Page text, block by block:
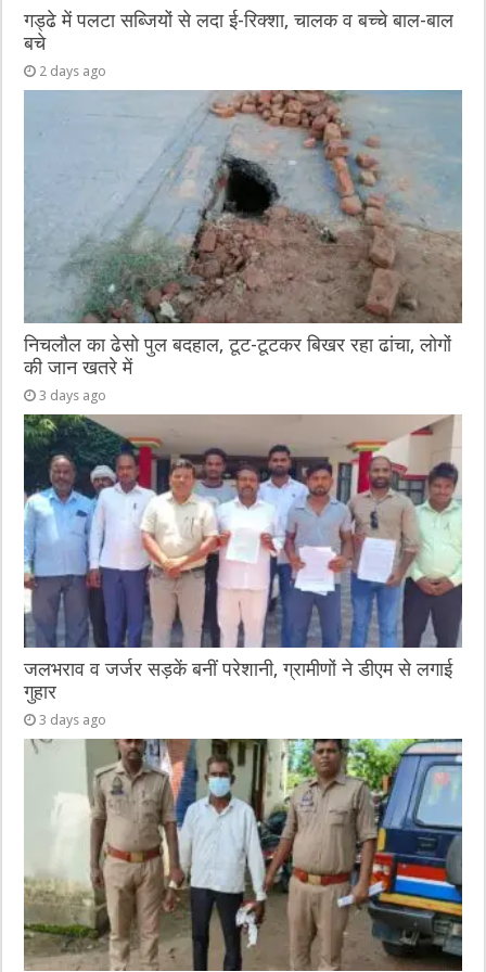
गड्ढे में पलटा सब्जियों से लदा ई-रिक्शा, चालक व बच्चे बाल-बाल
बचे
2 days ago
निचलौल का ढेसो पुल बदहाल, टूट-टूटकर बिखर रहा ढांचा, लोगों
की जान खतरे में
3 days ago
जलभराव व जर्जर सड़कें बनीं परेशानी, ग्रामीणों ने डीएम से लगाई
गुहार
3 days ago